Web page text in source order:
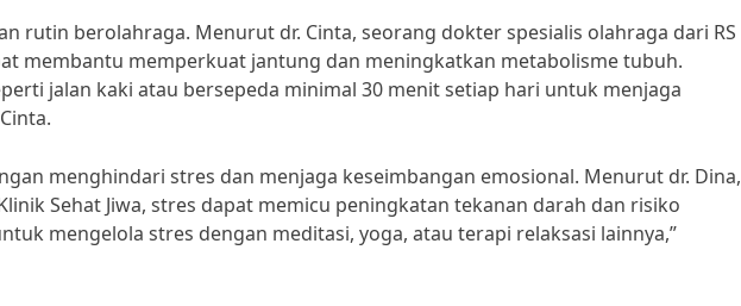
rutin berolahraga. Menurut dr. Cinta, seorang dokter spesialis olahraga dari RS
membantu memperkuat jantung dan meningkatkan metabolisme tubuh.
jalan kaki atau bersepeda minimal 30 menit setiap hari untuk menjaga
menghindari stres dan menjaga keseimbangan emosional. Menurut dr. Dina,
Sehat Jiwa, stres dapat memicu peningkatan tekanan darah dan risiko
mengelola stres dengan meditasi, yoga, atau terapi relaksasi lainnya,”